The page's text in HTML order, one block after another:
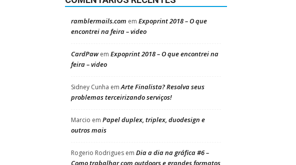
ramblermails.com em Expoprint 2018 – O que
encontrei na feira – video
CardPawem Expoprint 2018 – O que encontrei na
feira – video
Sidney Cunha emArte Finalista? Resolva seus
problemas terceirizando serviços!
Marcio em Papel duplex, triplex, duodesign e
outros mais
Rogerio Rodrigues em Dia a dia na gráfica #6 –
Como trabalhar com outdoors e grandes formatos